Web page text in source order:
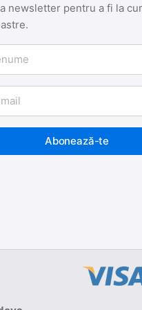
newsletter pentru a fi la
Abonează-te